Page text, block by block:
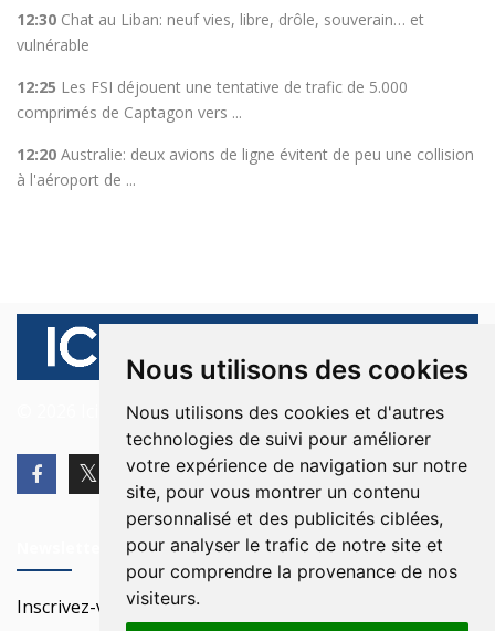
Nous utilisons des cookies
Nous utilisons des cookies et d'autres
technologies de suivi pour améliorer
votre expérience de navigation sur notre
site, pour vous montrer un contenu
personnalisé et des publicités ciblées,
pour analyser le trafic de notre site et
pour comprendre la provenance de nos
visiteurs.
12:30 Chat au Liban: neuf vies, libre, drôle, souverain… et
vulnérable
12:25 Les FSI déjouent une tentative de trafic de 5.000
comprimés de Captagon vers ...
12:20 Australie: deux avions de ligne évitent de peu une collision
à l'aéroport de ...
© 2026 Ici Beyrouth. Tous les droits sont réservés.
Inscrivez-vous à notre Newsletter